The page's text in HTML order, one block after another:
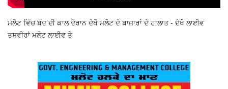
ਮਲੋਟ ਵਿੱਚ ਬੰਦ ਦੀ ਕਾਲ ਦੌਰਾਨ ਦੇਖੋ ਮਲੋਟ ਦੇ ਬਾਜ਼ਾਰਾਂ ਦੇ ਹਾਲਾਤ - ਦੇਖੋ ਲਾਈਵ
ਤਸਵੀਰਾਂ ਮਲੋਟ ਲਾਈਵ ਤੇ